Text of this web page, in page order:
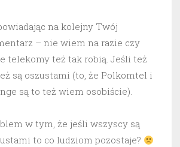
na kolejny Twój
– nie wiem na razie czy
telekomy też tak robią. Jeśli też
są oszustami (to, że Polkomtel i
są to też wiem osobiście).
w tym, że jeśli wszyscy są
to co ludziom pozostaje?